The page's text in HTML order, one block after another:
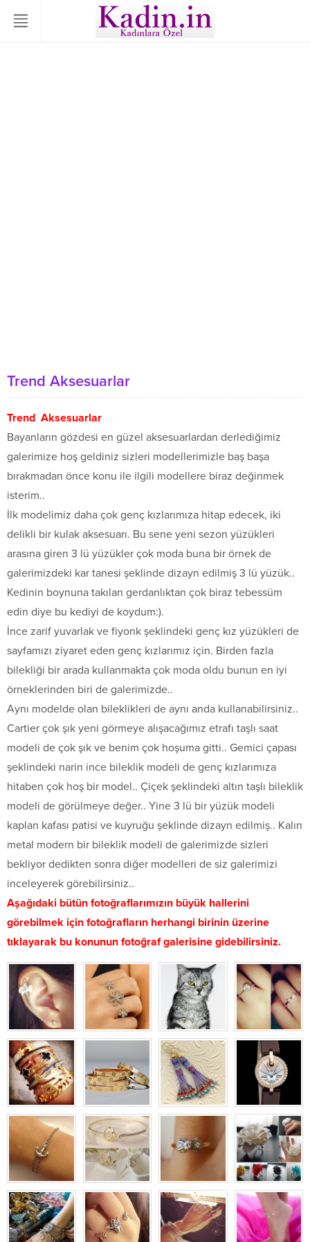
Trend Aksesuarlar
Trend Aksesuarlar
Bayanların gözdesi en güzel aksesuarlardan derlediğimiz
galerimize hoş geldiniz sizleri modellerimizle baş başa
bırakmadan önce konu ile ilgili modellere biraz değinmek
isterim..
İlk modelimiz daha çok genç kızlarımıza hitap edecek, iki
delikli bir kulak aksesuarı. Bu sene yeni sezon yüzükleri
arasına giren 3 lü yüzükler çok moda buna bir örnek de
galerimizdeki kar tanesi şeklinde dizayn edilmiş 3 lü yüzük..
Kedinin boynuna takılan gerdanlıktan çok biraz tebessüm
edin diye bu kediyi de koydum:).
İnce zarif yuvarlak ve fiyonk şeklindeki genç kız yüzükleri de
sayfamızı ziyaret eden genç kızlarımız için. Birden fazla
bilekliği bir arada kullanmakta çok moda oldu bunun en iyi
örneklerinden biri de galerimizde..
Aynı modelde olan bileklikleri de aynı anda kullanabilirsiniz..
Cartier çok şık yeni görmeye alışacağımız etrafı taşlı saat
modeli de çok şık ve benim çok hoşuma gitti.. Gemici çapası
şeklindeki narin ince bileklik modeli de genç kızlarımıza
hitaben çok hoş bir model.. Çiçek şeklindeki altın taşlı bileklik
modeli de görülmeye değer.. Yine 3 lü bir yüzük modeli
kaplan kafası patisi ve kuyruğu şeklinde dizayn edilmiş.. Kalın
metal modern bir bileklik modeli de galerimizde sizleri
bekliyor dedikten sonra diğer modelleri de siz galerimizi
inceleyerek görebilirsiniz..
Aşağıdaki bütün fotoğraflarımızın büyük hallerini
görebilmek için fotoğrafların herhangi birinin üzerine
tıklayarak bu konunun fotoğraf galerisine gidebilirsiniz.